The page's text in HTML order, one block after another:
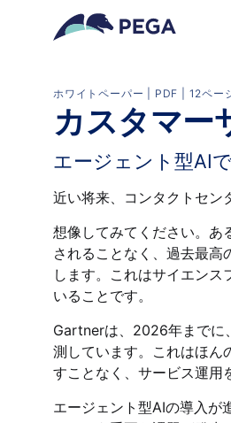
メインコンテンツに飛ぶ
ホワイトペーパー | PDF | 12ペー
カスタマー
エージェント型AI
近い将来、コンタクトセン
想像してみてください。あ
されることなく、過去最
します。これはサイエン
いることです。
Gartnerは、2026年までに
測しています。これはほん
すことなく、サービス運用
エージェント型AIの導入が